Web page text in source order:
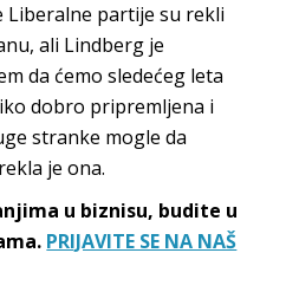
Liberalne partije su rekli
ali Lindberg je
da ćemo sledećeg leta
dobro pripremljena i
stranke mogle da
je ona.
u biznisu, budite u
PRIJAVITE SE NA NAŠ